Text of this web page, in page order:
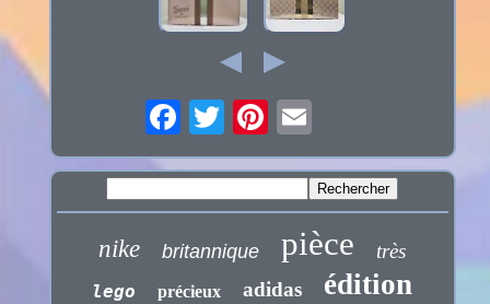
nike britannique pièce très
lego précieux adidas édition